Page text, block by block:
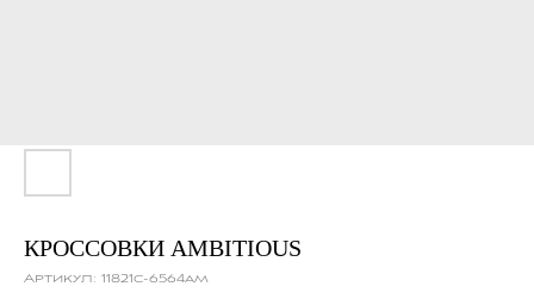
КРОССОВКИ AMBITIOUS
Артикул: 11821c-6564am